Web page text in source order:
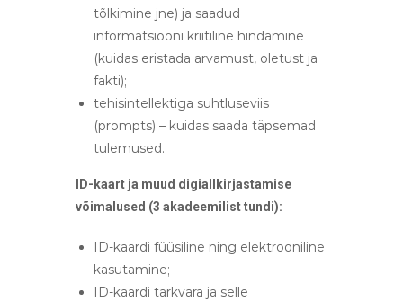
tõlkimine jne) ja saadud
informatsiooni kriitiline hindamine
(kuidas eristada arvamust, oletust ja
fakti);
tehisintellektiga suhtluseviis
(prompts) – kuidas saada täpsemad
tulemused.
ID-kaart ja muud digiallkirjastamise
võimalused (3 akadeemilist tundi):
ID-kaardi füüsiline ning elektrooniline
kasutamine;
ID-kaardi tarkvara ja selle